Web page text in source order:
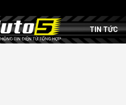
TIN TỨC